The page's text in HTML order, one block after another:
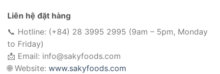
Liên hệ đặt hàng
📞 Hotline: (+84) 28 3995 2995 (9am – 5pm, Monday
to Friday)
📩 Email: info@sakyfoods.com
🌐 Website: www.sakyfoods.com